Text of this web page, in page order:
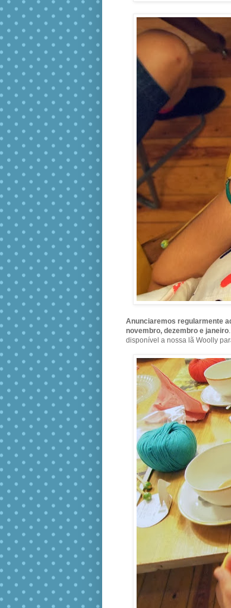
Anunciaremos regularmente
novembro, dezembro e janeiro
disponível a nossa lã Woolly